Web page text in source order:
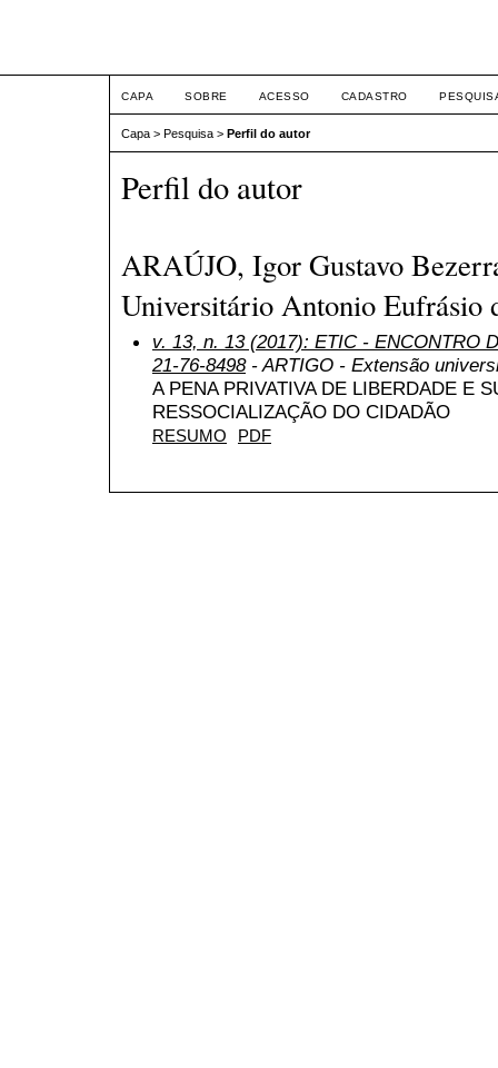
CAPA SOBRE ACESSO CADASTRO
Capa > Pesquisa > Perfil do autor
Perfil do autor
ARAÚJO, Igor Gustavo
Universitário Antonio Eufrásio
v. 13, n. 13 (2017): ETIC - ENCONTRO
21-76-8498- ARTIGO - Extensão
A PENA PRIVATIVA DE LIBERDADE E
RESSOCIALIZAÇÃO DO CIDADÃO
RESUMO PDF